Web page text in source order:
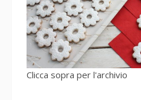
Clicca sopra per l'archivio